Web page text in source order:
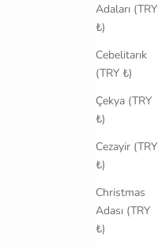
Adaları (TRY
₺)
Cebelitarık
(TRY ₺)
Çekya (TRY
₺)
Cezayir (TRY
₺)
Christmas
Adası (TRY
₺)